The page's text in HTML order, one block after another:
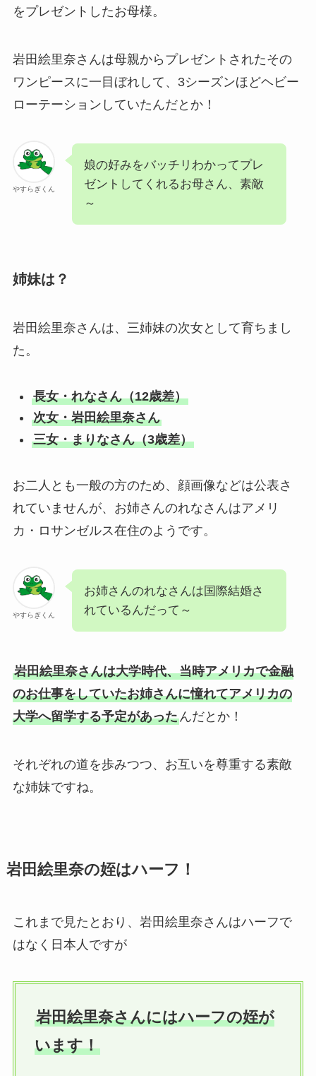
をプレゼントしたお母様。
岩田絵里奈さんは母親からプレゼントされたその
ワンピースに一目ぼれして、3シーズンほどヘビー
ローテーションしていたんだとか！
やすらぎくん
娘の好みをバッチリわかってプレ
ゼントしてくれるお母さん、素敵
～
姉妹は？
岩田絵里奈さんは、三姉妹の次女として育ちまし
た。
長女・れなさん（12歳差）
次女・岩田絵里奈さん
三女・まりなさん（3歳差）
お二人とも一般の方のため、顔画像などは公表さ
れていませんが、お姉さんのれなさんはアメリ
カ・ロサンゼルス在住のようです。
やすらぎくん
お姉さんのれなさんは国際結婚さ
れているんだって～
岩田絵里奈さんは大学時代、当時アメリカで金融
のお仕事をしていたお姉さんに憧れてアメリカの
大学へ留学する予定があったんだとか！
それぞれの道を歩みつつ、お互いを尊重する素敵
な姉妹ですね。
岩田絵里奈の姪はハーフ！
これまで見たとおり、岩田絵里奈さんはハーフで
はなく日本人ですが
岩田絵里奈さんにはハーフの姪が
います！